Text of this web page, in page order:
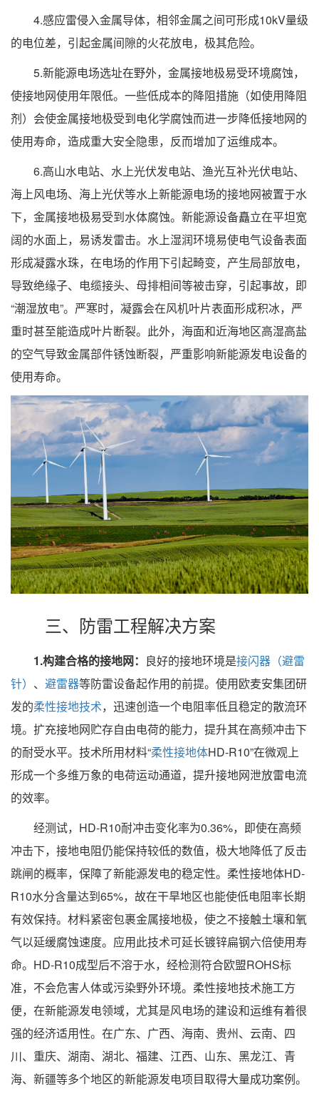
4.感应雷侵入金属导体，相邻金属之间可形成10kV量级
的电位差，引起金属间隙的火花放电，极其危险。
5.新能源电场选址在野外，金属接地极易受环境腐蚀，
使接地网使用年限低。一些低成本的降阻措施（如使用降阻
剂）会使金属接地极受到电化学腐蚀而进一步降低接地网的
使用寿命，造成重大安全隐患，反而增加了运维成本。
6.高山水电站、水上光伏发电站、渔光互补光伏电站、
海上风电场、海上光伏等水上新能源电场的接地网被置于水
下，金属接地极易受到水体腐蚀。新能源设备矗立在平坦宽
阔的水面上，易诱发雷击。水上湿润环境易使电气设备表面
形成凝露水珠，在电场的作用下引起畸变，产生局部放电，
导致绝缘子、电缆接头、母排相间等被击穿，引起事故，即
“潮湿放电”。严寒时，凝露会在风机叶片表面形成积冰，严
重时甚至能造成叶片断裂。此外，海面和近海地区高湿高盐
的空气导致金属部件锈蚀断裂，严重影响新能源发电设备的
使用寿命。
三、防雷工程解决方案
1.构建合格的接地网： 良好的接地环境是接闪器（避雷
针） 、 避雷器等防雷设备起作用的前提。使用欧麦安集团研
发的柔性接地技术，迅速创造一个电阻率低且稳定的散流环
境。扩充接地网贮存自由电荷的能力，提升其在高频冲击下
的耐受水平。技术所用材料“柔性接地体HD-R10”在微观上
形成一个多维万象的电荷运动通道，提升接地网泄放雷电流
的效率。
经测试，HD-R10耐冲击变化率为0.36%，即使在高频
冲击下，接地电阻仍能保持较低的数值，极大地降低了反击
跳闸的概率，保障了新能源发电的稳定性。柔性接地体HD-
R10水分含量达到65%，故在干旱地区也能使低电阻率长期
有效保持。材料紧密包裹金属接地极，使之不接触土壤和氧
气以延缓腐蚀速度。应用此技术可延长镀锌扁钢六倍使用寿
命。HD-R10成型后不溶于水，经检测符合欧盟ROHS标
准，不会危害人体或污染野外环境。柔性接地技术施工方
便，在新能源发电领域，尤其是风电场的建设和运维有着很
强的经济适用性。在广东、广西、海南、贵州、云南、四
川、重庆、湖南、湖北、福建、江西、山东、黑龙江、青
海、新疆等多个地区的新能源发电项目取得大量成功案例。